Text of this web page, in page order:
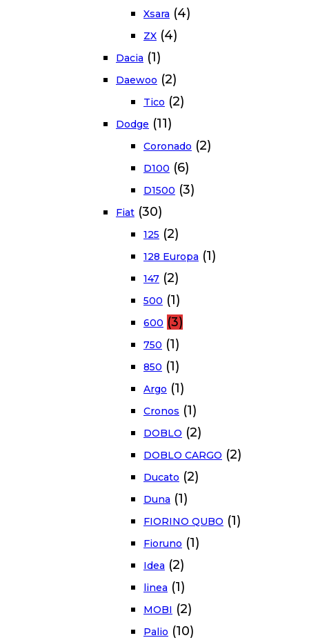
Xsara (4)
ZX (4)
Dacia (1)
Daewoo (2)
Tico (2)
Dodge (11)
Coronado (2)
D100 (6)
D1500 (3)
Fiat (30)
125 (2)
128 Europa (1)
147 (2)
500 (1)
600 (3)
750 (1)
850 (1)
Argo (1)
Cronos (1)
DOBLO (2)
DOBLO CARGO (2)
Ducato (2)
Duna (1)
FIORINO QUBO (1)
Fioruno (1)
Idea (2)
linea (1)
MOBI (2)
Palio (10)